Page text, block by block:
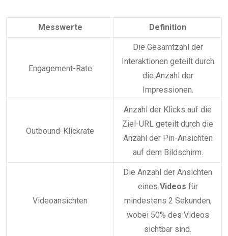
Messwerte Definition
Engagement-Rate
Die Gesamtzahl der
Interaktionen geteilt durch
die Anzahl der
Impressionen.
Outbound-Klickrate
Anzahl der Klicks auf die
Ziel-URL geteilt durch die
Anzahl der Pin-Ansichten
auf dem Bildschirm.
Videoansichten
Die Anzahl der Ansichten
eines Videos für
mindestens 2 Sekunden,
wobei 50% des Videos
sichtbar sind.